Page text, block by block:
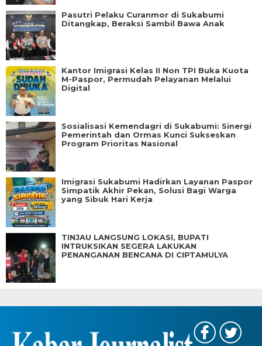
Pasutri Pelaku Curanmor di Sukabumi
Ditangkap, Beraksi Sambil Bawa Anak
Kantor Imigrasi Kelas II Non TPI Buka Kuota
M-Paspor, Permudah Pelayanan Melalui
Digital
Sosialisasi Kemendagri di Sukabumi: Sinergi
Pemerintah dan Ormas Kunci Sukseskan
Program Prioritas Nasional
Imigrasi Sukabumi Hadirkan Layanan Paspor
Simpatik Akhir Pekan, Solusi Bagi Warga
yang Sibuk Hari Kerja
TINJAU LANGSUNG LOKASI, BUPATI
INTRUKSIKAN SEGERA LAKUKAN
PENANGANAN BENCANA DI CIPTAMULYA